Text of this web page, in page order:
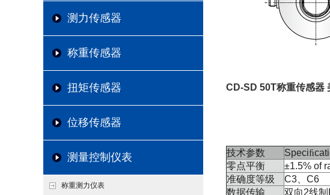
测力传感器
称重传感器
扭矩传感器
位移传感器
测量控制仪表
称重测力仪表
CD-SD 50T称重传感器
技术参数 Speciﬁ
零点平衡
±1.5% of
准确度等级
C3、C6
数据传输
双向2线